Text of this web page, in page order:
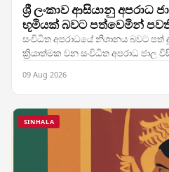
ශ්‍රී ලංකාව ආසියානු අපරාධ
භූමියක් බවට පත්වෙමින්
සංවිධිත අපරාධයේ නිශානය බවට පත්
ක්‍රියාත්මක වන සංවිධිත අපරාධ ජාල
09 Aug 2026
SINHALA